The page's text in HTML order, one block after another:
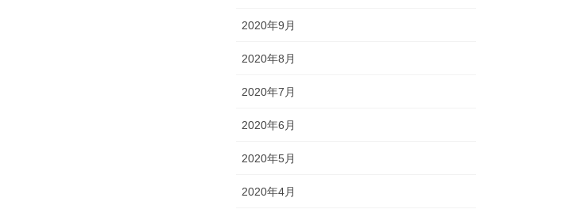
2020年9月
2020年8月
2020年7月
2020年6月
2020年5月
2020年4月